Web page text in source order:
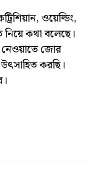
ওয়েল্ডিং,
নিয়ে কথা বলেছে।
নেওয়াতে জোর
করছি।